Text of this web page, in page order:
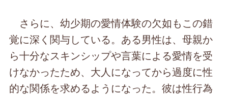
さらに、幼少期の愛情体験の欠如もこの錯
覚に深く関与している。ある男性は、母親か
ら十分なスキンシップや言葉による愛情を受
けなかったため、大人になってから過度に性
的な関係を求めるようになった。彼は性行為